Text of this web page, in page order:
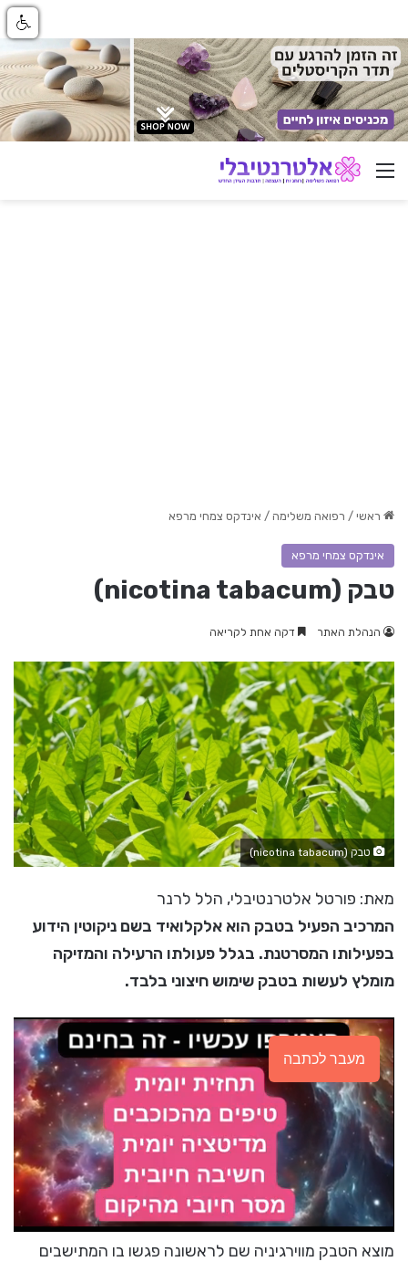
ניווט באתר
ראשי / רפואה משלימה / אינדקס צמחי מרפא
אינדקס צמחי מרפא
טבק (nicotina tabacum)
הנהלת האתר דקה אחת לקריאה
טבק (nicotina tabacum)
מאת: פורטל אלטרנטיבלי, הלל לרנר
המרכיב הפעיל בטבק הוא אלקלואיד בשם ניקוטין הידוע
בפעילותו המסרטנת. בגלל פעולתו הרעילה והמזיקה
מומלץ לעשות בטבק שימוש חיצוני בלבד.
מעבר לכתבה
מוצא הטבק מווירגיניה שם לראשונה פגשו בו המתישבים